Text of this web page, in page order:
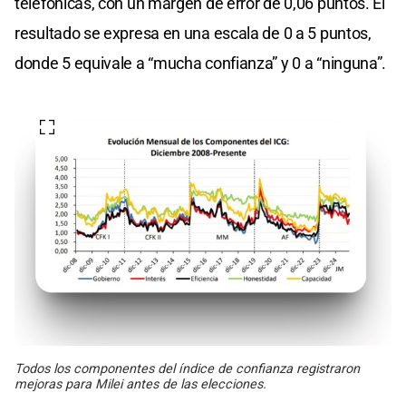
resultado se expresa en una escala de 0 a 5 puntos,
donde 5 equivale a “mucha confianza” y 0 a “ninguna”.
Todos los componentes del índice de confianza registraron
mejoras para Milei antes de las elecciones.